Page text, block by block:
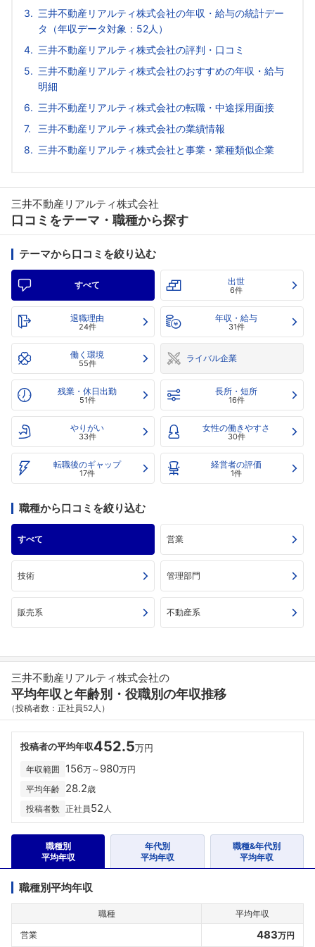
三井不動産リアルティ株式会社の年収・給与の統計デー
タ（年収データ対象：52人）
三井不動産リアルティ株式会社の評判・口コミ
三井不動産リアルティ株式会社のおすすめの年収・給与
明細
三井不動産リアルティ株式会社の転職・中途採用面接
三井不動産リアルティ株式会社の業績情報
三井不動産リアルティ株式会社と事業・業種類似企業
三井不動産リアルティ株式会社
口コミをテーマ・職種から探す
テーマから口コミを絞り込む
すべて 出世
6件
退職理由
24件
年収・給与
31件
働く環境
55件 ライバル企業
残業・休日出勤
51件
長所・短所
16件
やりがい
33件
女性の働きやすさ
30件
転職後のギャップ
17件
経営者の評価
1件
職種から口コミを絞り込む
すべて 営業
技術 管理部門
販売系 不動産系
三井不動産リアルティ株式会社の
平均年収と年齢別・役職別の年収推移
（投稿者数：正社員52人）
投稿者の平均年収452.5万円
年収範囲 156万～ 980万円
平均年齢 28.2歳
投稿者数 正社員52 人
職種別
平均年収
年代別
平均年収
職種&年代別
平均年収
職種別平均年収
職種
平均年収
営業
483万円